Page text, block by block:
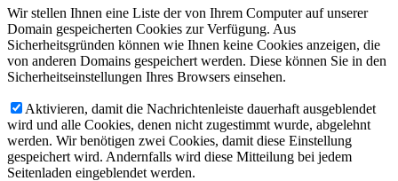
Wir stellen Ihnen eine Liste der von Ihrem Computer auf unserer
Domain gespeicherten Cookies zur Verfügung. Aus
Sicherheitsgründen können wie Ihnen keine Cookies anzeigen, die
von anderen Domains gespeichert werden. Diese können Sie in den
Sicherheitseinstellungen Ihres Browsers einsehen.
Aktivieren, damit die Nachrichtenleiste dauerhaft ausgeblendet
wird und alle Cookies, denen nicht zugestimmt wurde, abgelehnt
werden. Wir benötigen zwei Cookies, damit diese Einstellung
gespeichert wird. Andernfalls wird diese Mitteilung bei jedem
Seitenladen eingeblendet werden.